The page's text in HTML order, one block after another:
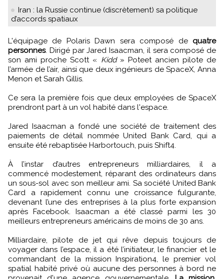
Iran : la Russie continue (discrètement) sa politique
d’accords spatiaux
L'équipage de Polaris Dawn sera composé de quatre
personnes. Dirigé par Jared Isaacman, il sera composé de
son ami proche Scott « Kidd» Poteet ancien pilote de
l’armée de l’air, ainsi que deux ingénieurs de SpaceX, Anna
Menon et Sarah Gillis.
Ce sera la première fois que deux employées de SpaceX
prendront part à un vol habité dans l'espace.
Jared Isaacman a fondé une société de traitement des
paiements de détail nommée United Bank Card, qui a
ensuite été rebaptisée Harbortouch, puis Shift4.
À l’instar d’autres entrepreneurs milliardaires, il a
commencé modestement, réparant des ordinateurs dans
un sous-sol avec son meilleur ami. Sa société United Bank
Card a rapidement connu une croissance fulgurante,
devenant l’une des entreprises à la plus forte expansion
après Facebook. Isaacman a été classé parmi les 30
meilleurs entrepreneurs américains de moins de 30 ans.
Milliardaire, pilote de jet qui rêve depuis toujours de
voyager dans l’espace, il a été l’initiateur, le financier et le
commandant de la mission Inspiration4, le premier vol
spatial habité privé où aucune des personnes à bord ne